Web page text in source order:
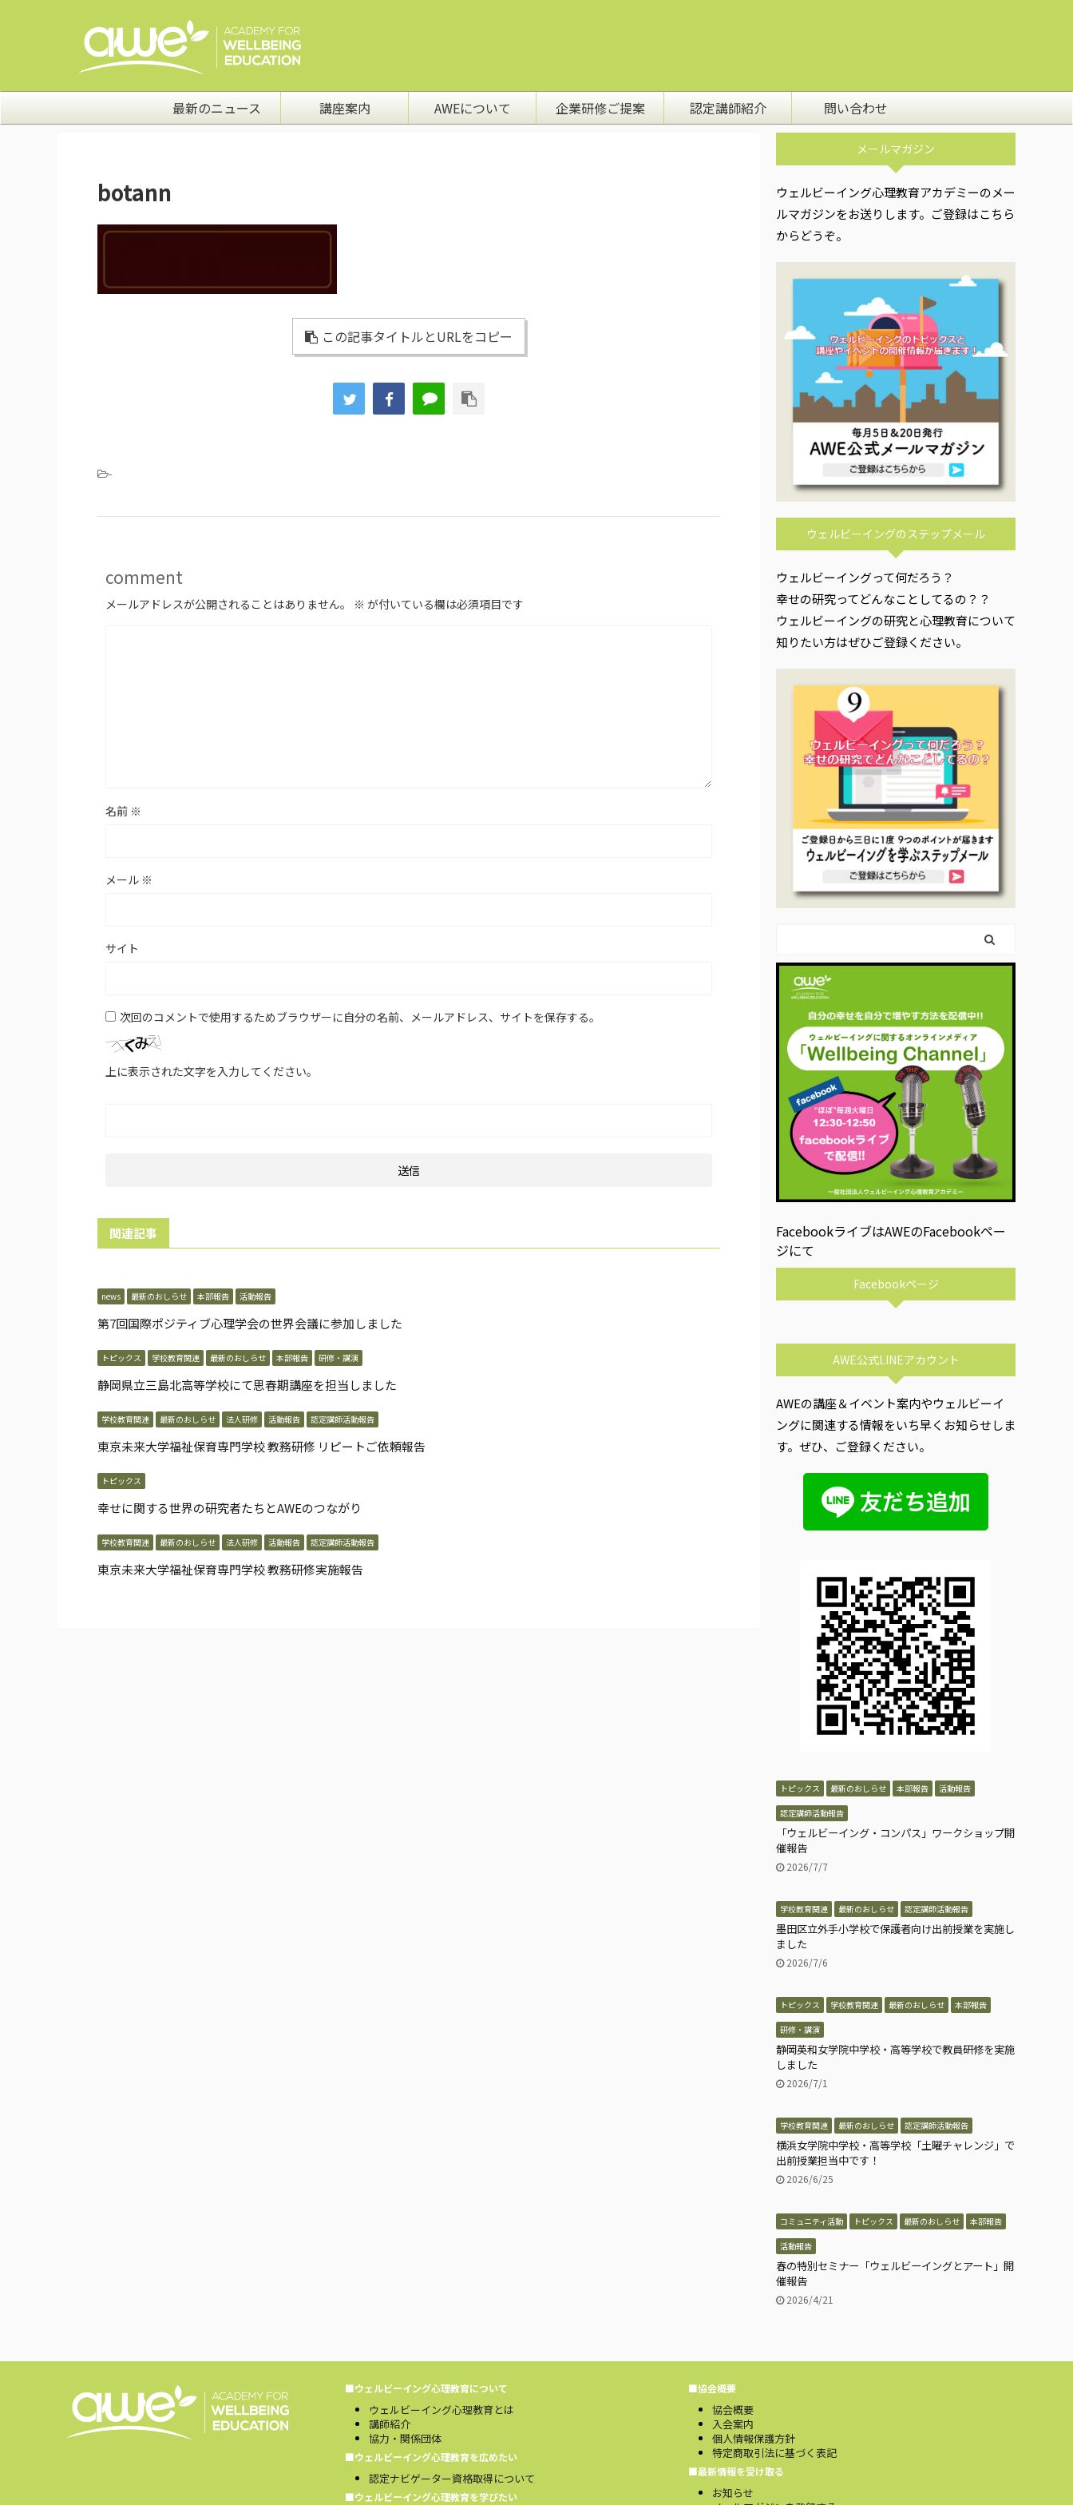
最新のニュース 講座案内 AWEについて 企業研修ご提案 認定講師紹介 問い合わせ
botann
この記事タイトルとURLをコピー
-
comment
メールアドレスが公開されることはありません。 ※ が付いている欄は必須項目です
名前 ※
メール ※
サイト
次回のコメントで使用するためブラウザーに自分の名前、メールアドレス、サイトを保存する。
上に表示された文字を入力してください。
関連記事
news 最新のおしらせ 本部報告 活動報告
第7回国際ポジティブ心理学会の世界会議に参加しました
トピックス 学校教育関連 最新のおしらせ 本部報告 研修・講演
静岡県立三島北高等学校にて思春期講座を担当しました
学校教育関連 最新のおしらせ 法人研修 活動報告 認定講師活動報告
東京未来大学福祉保育専門学校 教務研修 リピートご依頼報告
トピックス
幸せに関する世界の研究者たちとAWEのつながり
学校教育関連 最新のおしらせ 法人研修 活動報告 認定講師活動報告
東京未来大学福祉保育専門学校 教務研修実施報告
メールマガジン
ウェルビーイング心理教育アカデミーのメー
ルマガジンをお送りします。ご登録はこちら
からどうぞ。
ウェルビーイングのステップメール
ウェルビーイングって何だろう？
幸せの研究ってどんなことしてるの？？
ウェルビーイングの研究と心理教育について
知りたい方はぜひご登録ください。
FacebookライブはAWEのFacebookペー
ジにて
Facebookページ
AWE公式LINEアカウント
AWEの講座＆イベント案内やウェルビーイ
ングに関連する情報をいち早くお知らせしま
す。ぜひ、ご登録ください。
トピックス 最新のおしらせ 本部報告 活動報告
認定講師活動報告
「ウェルビーイング・コンパス」ワークショップ開
催報告
2026/7/7
学校教育関連 最新のおしらせ 認定講師活動報告
墨田区立外手小学校で保護者向け出前授業を実施し
ました
2026/7/6
トピックス 学校教育関連 最新のおしらせ 本部報告
研修・講演
静岡英和女学院中学校・高等学校で教員研修を実施
しました
2026/7/1
学校教育関連 最新のおしらせ 認定講師活動報告
横浜女学院中学校・高等学校「土曜チャレンジ」で
出前授業担当中です！
2026/6/25
コミュニティ活動 トピックス 最新のおしらせ 本部報告
活動報告
春の特別セミナー「ウェルビーイングとアート」開
催報告
2026/4/21
■ウェルビーイング心理教育について
ウェルビーイング心理教育とは
講師紹介
協力・関係団体
■ウェルビーイング心理教育を広めたい
認定ナビゲーター資格取得について
■ウェルビーイング心理教育を学びたい
■協会概要
協会概要
入会案内
個人情報保護方針
特定商取引法に基づく表記
■最新情報を受け取る
お知らせ